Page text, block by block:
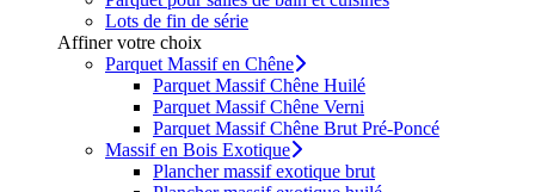
Lots de fin de série
Affiner votre choix
Parquet Massif en Chêne
Parquet Massif Chêne Huilé
Parquet Massif Chêne Verni
Parquet Massif Chêne Brut Pré-Poncé
Massif en Bois Exotique
Plancher massif exotique brut